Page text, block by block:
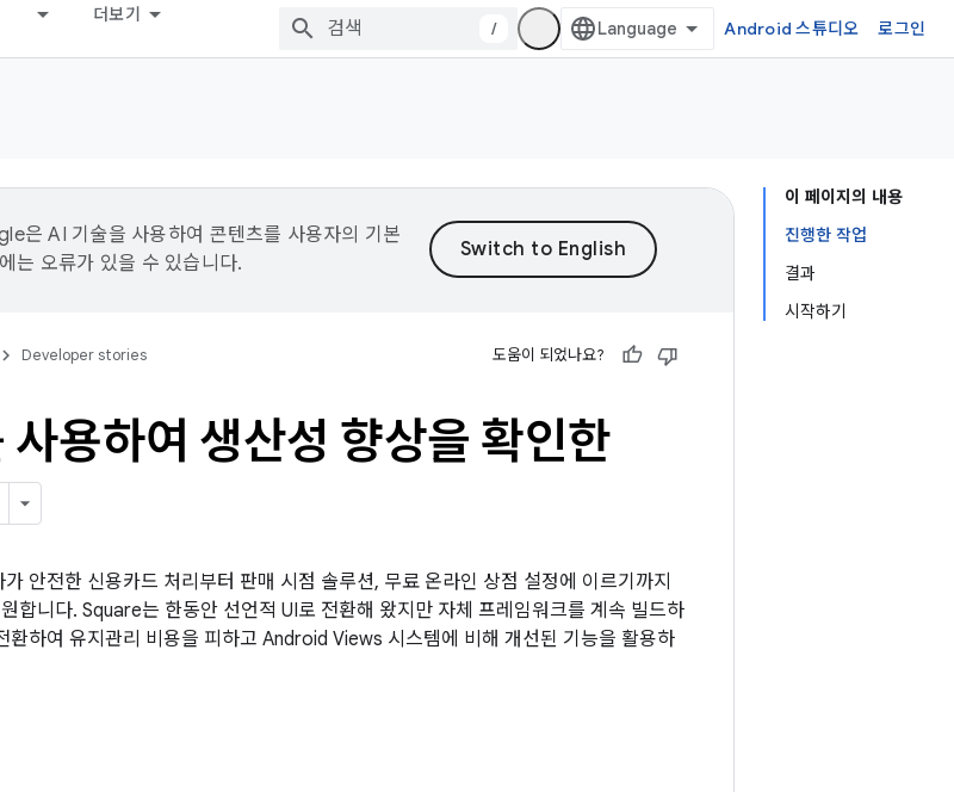
더보기
/ Android 스튜디오 로그인
이 페이지의 내용
진행한 작업
결과
시작하기
은 AI 기술을 사용하여 콘텐츠를 사용자의 기본
는 오류가 있을 수 있습니다.
Developer stories 도움이 되었나요?
용하여 생산성 향상을 확인한
안전한 신용카드 처리부터 판매 시점 솔루션, 무료 온라인 상점 설정에 이르기까지
합니다. Square는 한동안 선언적 UI로 전환해 왔지만 자체 프레임워크를 계속 빌드하
하여 유지관리 비용을 피하고 Android Views 시스템에 비해 개선된 기능을 활용하